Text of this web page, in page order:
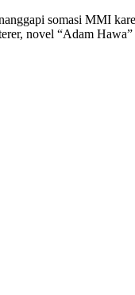
somasi MMI
novel “Adam